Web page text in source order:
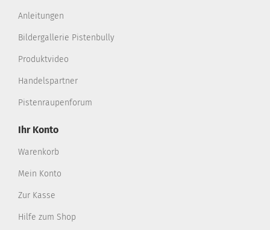
Anleitungen
Bildergallerie Pistenbully
Produktvideo
Handelspartner
Pistenraupenforum
Ihr Konto
Warenkorb
Mein Konto
Zur Kasse
Hilfe zum Shop